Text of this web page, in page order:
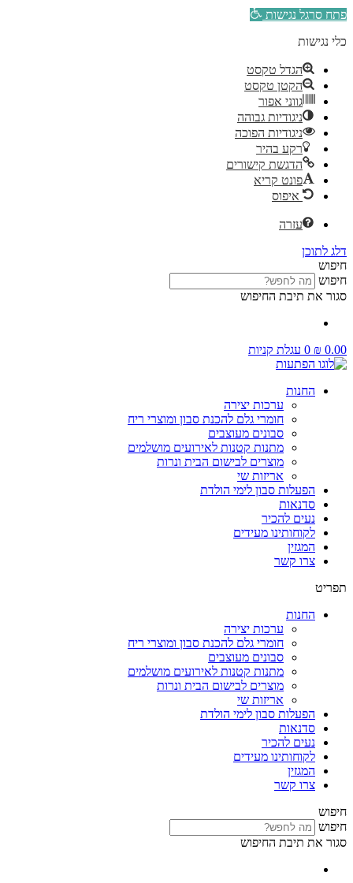
פתח סרגל נגישות
כלי נגישות
הגדל טקסט
הקטן טקסט
גווני אפור
ניגודיות גבוהה
ניגודיות הפוכה
רקע בהיר
הדגשת קישורים
פונט קריא
איפוס
עזרה
דלג לתוכן
חיפוש
חיפוש
סגור את תיבת החיפוש
₪0.00
0 עגלת קניות
החנות
ערכות יצירה
חומרי גלם להכנת סבון ומוצרי ריח
סבונים מעוצבים
מתנות קטנות לאירועים מושלמים
מוצרים לבישום הבית ונרות
אריזות שי
הפעלות סבון לימי הולדת
סדנאות
נעים להכיר
לקוחותינו מעידים
המגזין
צרו קשר
תפריט
החנות
ערכות יצירה
חומרי גלם להכנת סבון ומוצרי ריח
סבונים מעוצבים
מתנות קטנות לאירועים מושלמים
מוצרים לבישום הבית ונרות
אריזות שי
הפעלות סבון לימי הולדת
סדנאות
נעים להכיר
לקוחותינו מעידים
המגזין
צרו קשר
חיפוש
חיפוש
סגור את תיבת החיפוש